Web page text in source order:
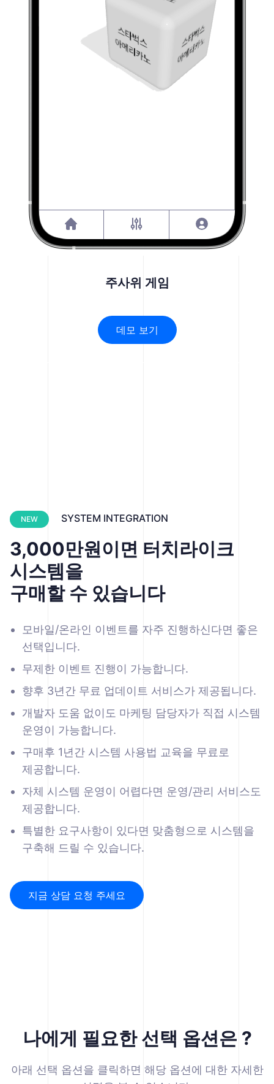
주사위 게임
데모 보기
NEW SYSTEM INTEGRATION
3,000만원이면 터치라이크
시스템을
구매할 수 있습니다
모바일/온라인 이벤트를 자주 진행하신다면 좋은
선택입니다.
무제한 이벤트 진행이 가능합니다.
향후 3년간 무료 업데이트 서비스가 제공됩니다.
개발자 도움 없이도 마케팅 담당자가 직접 시스템
운영이 가능합니다.
구매후 1년간 시스템 사용법 교육을 무료로
제공합니다.
자체 시스템 운영이 어렵다면 운영/관리 서비스도
제공합니다.
특별한 요구사항이 있다면 맞춤형으로 시스템을
구축해 드릴 수 있습니다.
지금 상담 요청 주세요
나에게 필요한 선택 옵션은 ?
아래 선택 옵션을 클릭하면 해당 옵션에 대한 자세한